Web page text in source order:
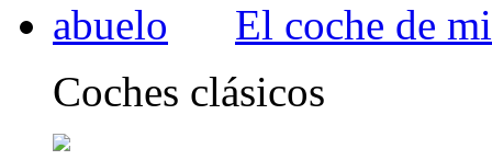
El coche de
Coches clásicos